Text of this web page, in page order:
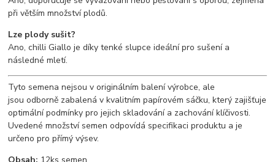
při větším množství plodů.
Lze plody sušit?
Ano, chilli Giallo je díky tenké slupce ideální pro sušení a
následné mletí.
Tyto semena nejsou v originálním balení výrobce, ale
jsou odborně zabalená v kvalitním papírovém sáčku, který zajišťuje
optimální podmínky pro jejich skladování a zachování klíčivosti.
Uvedené množství semen odpovídá specifikaci produktu a je
určeno pro přímý výsev.